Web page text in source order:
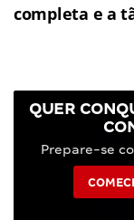
completa e a
QUER
Prepare-se